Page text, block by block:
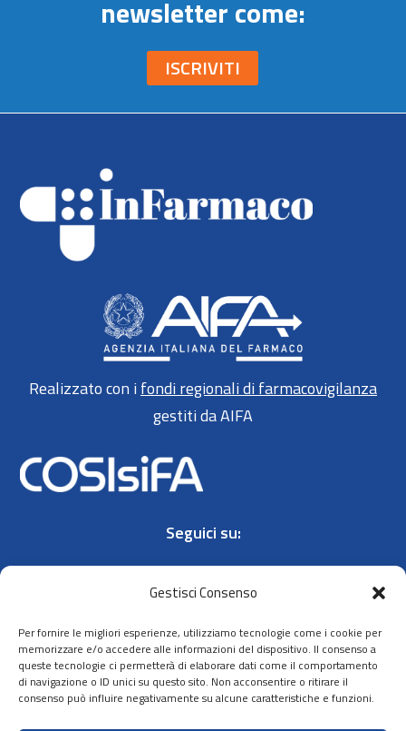
Gestisci Consenso
Per fornire le migliori esperienze, utilizziamo tecnologie come i cookie per
memorizzare e/o accedere alle informazioni del dispositivo. Il consenso a
queste tecnologie ci permetterà di elaborare dati come il comportamento
di navigazione o ID unici su questo sito. Non acconsentire o ritirare il
consenso può influire negativamente su alcune caratteristiche e funzioni.
newsletter come:
ISCRIVITI
Realizzato con ifondi regionali di farmacovigilanza
gestiti da AIFA
Seguici su:
Contatti
Privacy policy